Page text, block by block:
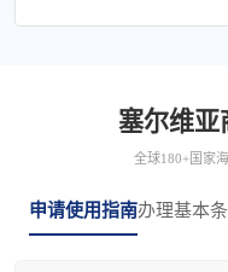
塞尔维亚
全球180+国家
申请使用指南办理基本